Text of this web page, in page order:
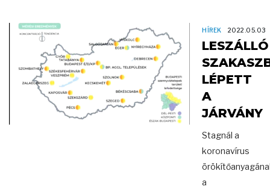
HÍREK 2022.05.03
LESZÁLLÓ
LÉPETT
A
JÁRVÁNY
Stagnál a
koronavírus
a